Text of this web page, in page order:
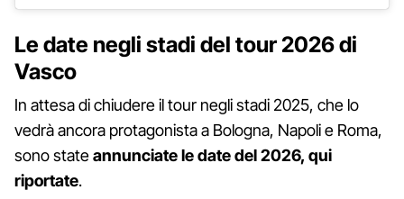
Le date negli stadi del tour 2026 di
Vasco
In attesa di chiudere il tour negli stadi 2025, che lo
vedrà ancora protagonista a Bologna, Napoli e Roma,
sono stateannunciate le date del 2026, qui
riportate.